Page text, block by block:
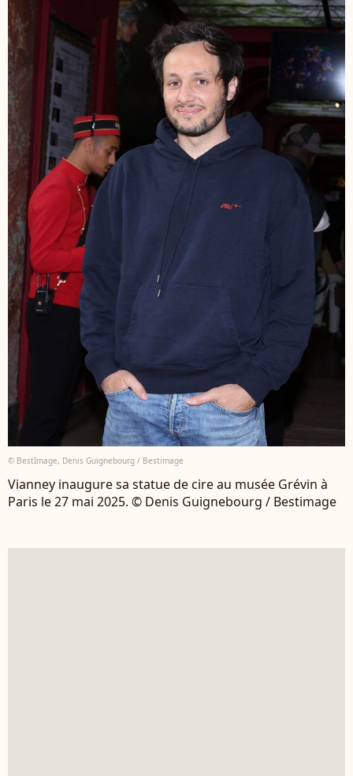
© BestImage, Denis Guignebourg / Bestimage
Vianney inaugure sa statue de cire au musée Grévin à
Paris le 27 mai 2025. © Denis Guignebourg / Bestimage